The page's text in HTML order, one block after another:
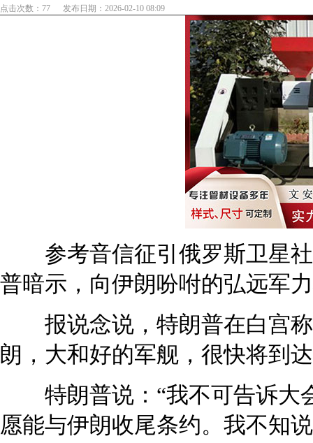
点击次数：77 发布日期：2026-02-10 08:09
参考音信征引俄罗斯卫星社
普暗示，向伊朗吩咐的弘远军
报说念说，特朗普在白宫称
朗，大和好的军舰，很快将到
特朗普说：“我不可告诉大
愿能与伊朗收尾条约。我不知